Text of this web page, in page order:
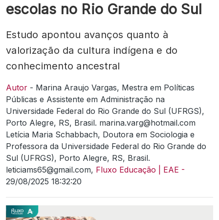
escolas no Rio Grande do Sul
Estudo apontou avanços quanto à
valorização da cultura indígena e do
conhecimento ancestral
Autor - Marina Araujo Vargas, Mestra em Políticas
Públicas e Assistente em Administração na
Universidade Federal do Rio Grande do Sul (UFRGS),
Porto Alegre, RS, Brasil. marina.varg@hotmail.com
Letícia Maria Schabbach, Doutora em Sociologia e
Professora da Universidade Federal do Rio Grande do
Sul (UFRGS), Porto Alegre, RS, Brasil.
leticiams65@gmail.com, Fluxo Educação | EAE -
29/08/2025 18:32:20